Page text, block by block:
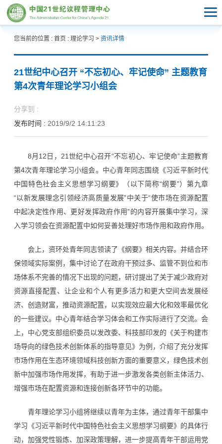
您当前的位置 : 首页 : 理论学习 > 资讯详情
21世纪中心召开 “不忘初心、牢记使命” 主题教育
第4次青年理论学习小组会
分享到 :
发布时间 : 2019/9/2 14:11:23
8月12日，21世纪中心召开“不忘初心、牢记使命”主题教育
第4次青年理论学习小组会。中心青年同志围绕《习近平新时代
中国特色社会主义思想学习纲要》（以下简称“纲要”）第九章
“以新发展理念引领经济高质量发展”中关于“使市场在资源配置
中起决定性作用、更好发挥政府作用”的内容开展集中学习，深
入学习领会在资源配置中如何妥善处理好市场作用和政府作用。
会上，资环处青年同志领读了《纲要》相关内容。并结合环
保领域实际案例，集中讨论了在政府干预过多、监管不到位和市
场体系不完善的情况下出现的问题，研讨提出了关于减少政府对
资源直接配置、让企业和个人有更多活力和更大空间去发展经
济、创造财富，推动资源配置，以实现效应最大化和效率最优化
的一些建议。中心青年结合学习体会和工作实际进行了交流。会
上，中心党支部组织委员以发改委、科技部印发的《关于构建市
场导向的绿色技术创新体系的指导意见》为例，介绍了充分发挥
市场作用在生态环境领域科技创新方面的重要意义，绿色技术创
新中加强市场作用发挥，有助于进一步激发各类创新主体活力、
增强市场在配置资源和连接创新各环节中的功能。
青年理论学习小组将继续以青年为主体，通过青年干部集中
学习《习近平新时代中国特色社会主义思想学习纲要》的具体行
动，加强党性锻炼、加深政策理解，进一步提高青年干部运用党